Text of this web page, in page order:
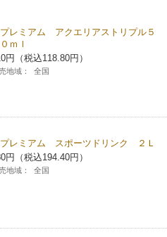
ド
プ
スの重点課題
ネットショッピング
プレミアム アクエリアストリプル５
ｍｌ
円（税込118.80円）
地域： 全国
プレミアム スポーツドリンク ２Ｌ
円（税込194.40円）
地域： 全国